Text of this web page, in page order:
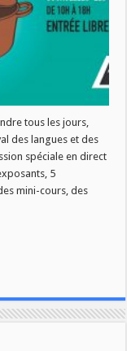
tous les jours,
des langues et des
spéciale en direct
5
mini-cours, des